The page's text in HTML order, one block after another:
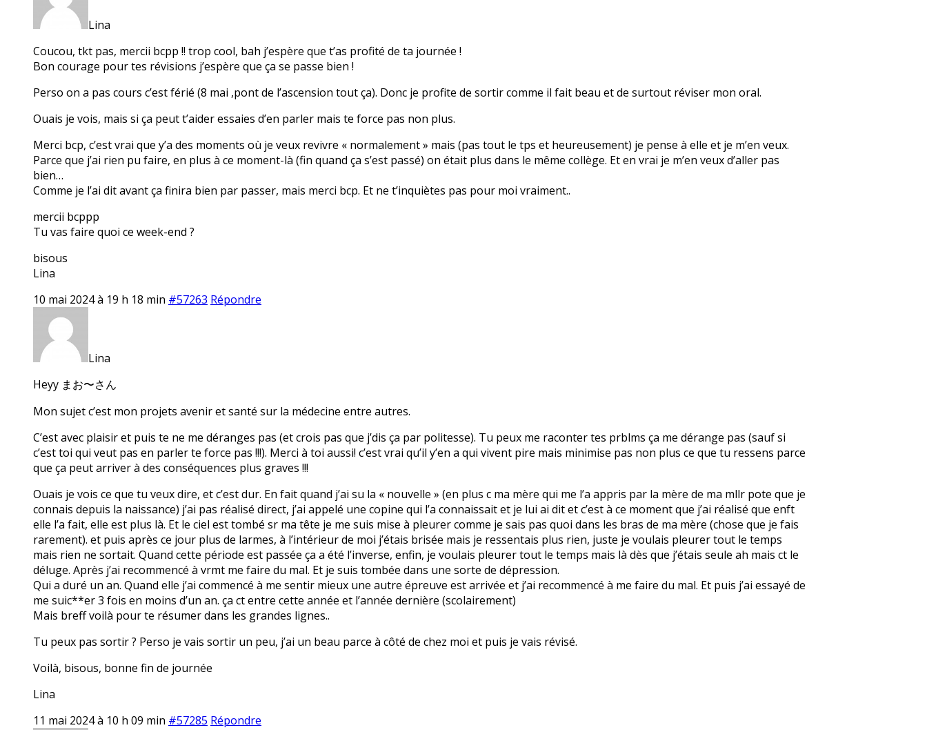
Lina
Coucou, tkt pas, mercii bcpp !! trop cool, bah j’espère que t’as profité de ta journée !
Bon courage pour tes révisions j’espère que ça se passe bien !
Perso on a pas cours c’est férié (8 mai ,pont de l’ascension tout ça). Donc je profite de sortir comme il fait beau et de surtout réviser mon oral.
Ouais je vois, mais si ça peut t’aider essaies d’en parler mais te force pas non plus.
Merci bcp, c’est vrai que y’a des moments où je veux revivre « normalement » mais (pas tout le tps et heureusement) je pense à elle et je m’en veux.
Parce que j’ai rien pu faire, en plus à ce moment-là (fin quand ça s’est passé) on était plus dans le même collège. Et en vrai je m’en veux d’aller pas
bien…
Comme je l’ai dit avant ça finira bien par passer, mais merci bcp. Et ne t’inquiètes pas pour moi vraiment..
mercii bcppp
Tu vas faire quoi ce week-end ?
bisous
Lina
10 mai 2024 à 19 h 18 min #57263 Répondre
Lina
Heyy まお〜さん
Mon sujet c’est mon projets avenir et santé sur la médecine entre autres.
C’est avec plaisir et puis te ne me déranges pas (et crois pas que j’dis ça par politesse). Tu peux me raconter tes prblms ça me dérange pas (sauf si
c’est toi qui veut pas en parler te force pas !!!). Merci à toi aussi! c’est vrai qu’il y’en a qui vivent pire mais minimise pas non plus ce que tu ressens parce
que ça peut arriver à des conséquences plus graves !!!
Ouais je vois ce que tu veux dire, et c’est dur. En fait quand j’ai su la « nouvelle » (en plus c ma mère qui me l’a appris par la mère de ma mllr pote que je
connais depuis la naissance) j’ai pas réalisé direct, j’ai appelé une copine qui l’a connaissait et je lui ai dit et c’est à ce moment que j’ai réalisé que enft
elle l’a fait, elle est plus là. Et le ciel est tombé sr ma tête je me suis mise à pleurer comme je sais pas quoi dans les bras de ma mère (chose que je fais
rarement). et puis après ce jour plus de larmes, à l’intérieur de moi j’étais brisée mais je ressentais plus rien, juste je voulais pleurer tout le temps
mais rien ne sortait. Quand cette période est passée ça a été l’inverse, enfin, je voulais pleurer tout le temps mais là dès que j’étais seule ah mais ct le
déluge. Après j’ai recommencé à vrmt me faire du mal. Et je suis tombée dans une sorte de dépression.
Qui a duré un an. Quand elle j’ai commencé à me sentir mieux une autre épreuve est arrivée et j’ai recommencé à me faire du mal. Et puis j’ai essayé de
me suic**er 3 fois en moins d’un an. ça ct entre cette année et l’année dernière (scolairement)
Mais breff voilà pour te résumer dans les grandes lignes..
Tu peux pas sortir ? Perso je vais sortir un peu, j’ai un beau parce à côté de chez moi et puis je vais révisé.
Voilà, bisous, bonne fin de journée
Lina
11 mai 2024 à 10 h 09 min #57285 Répondre